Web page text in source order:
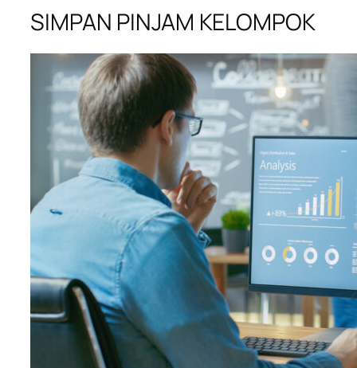
SIMPAN PINJAM KELOMPOK